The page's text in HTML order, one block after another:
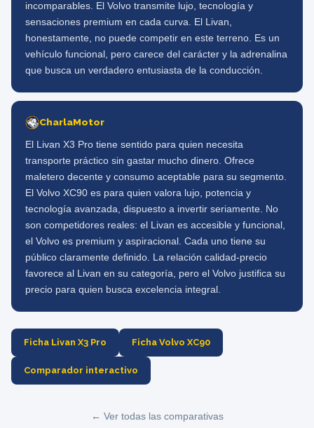
incomparables. El Volvo transmite lujo, tecnología y
sensaciones premium en cada curva. El Livan,
honestamente, no puede competir en este terreno. Es un
vehículo funcional, pero carece del carácter y la adrenalina
que busca un verdadero entusiasta de la conducción.
CharlaMotor
El Livan X3 Pro tiene sentido para quien necesita
transporte práctico sin gastar mucho dinero. Ofrece
maletero decente y consumo aceptable para su segmento.
El Volvo XC90 es para quien valora lujo, potencia y
tecnología avanzada, dispuesto a invertir seriamente. No
son competidores reales: el Livan es accesible y funcional,
el Volvo es premium y aspiracional. Cada uno tiene su
público claramente definido. La relación calidad-precio
favorece al Livan en su categoría, pero el Volvo justifica su
precio para quien busca excelencia integral.
Ficha Livan X3 Pro Ficha Volvo XC90
Comparador interactivo
← Ver todas las comparativas